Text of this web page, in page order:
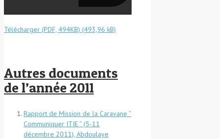
Télécharger (PDF, 494KB)
Autres documents
de l’année 2011
Rapport de Mission de la Caravane ”
Communiquer ITIE ” (5-11
décembre 2011), Abdoulaye